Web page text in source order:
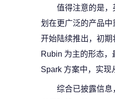
值得注意的是，
划在更广泛的产品
开始陆续推出，初
Rubin 为主的形态
Spark 方案中，实现
综合已披露信